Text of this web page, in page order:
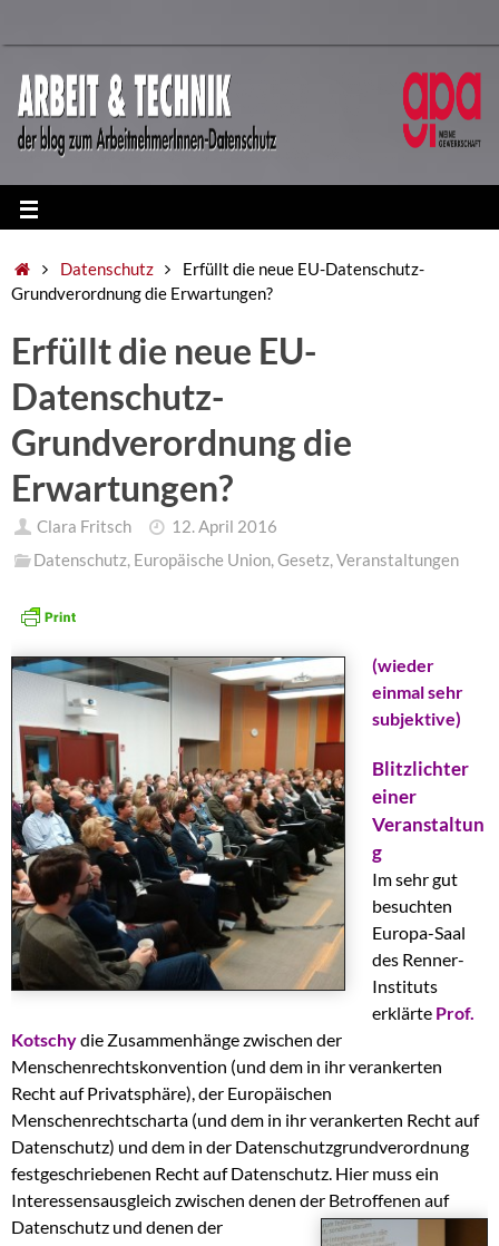
Datenschutz
Erfüllt die neue EU-Datenschutz-
Grundverordnung die Erwartungen?
Erfüllt die neue EU-
Datenschutz-
Grundverordnung die
Erwartungen?
Clara Fritsch
12. April 2016
Datenschutz, Europäische Union,Gesetz,Veranstaltungen
(wieder
einmal sehr
subjektive)
Blitzlichter
einer
Veranstaltun
g
Im sehr gut
besuchten
Europa-Saal
des Renner-
Instituts
erklärte Prof.
Kotschydie Zusammenhänge zwischen der
Menschenrechtskonvention (und dem in ihr verankerten
Recht auf Privatsphäre), der Europäischen
Menschenrechtscharta (und dem in ihr verankerten Recht auf
Datenschutz) und dem in der Datenschutzgrundverordnung
festgeschriebenen Recht auf Datenschutz. Hier muss ein
Interessensausgleich zwischen denen der Betroffenen auf
Datenschutz und denen der